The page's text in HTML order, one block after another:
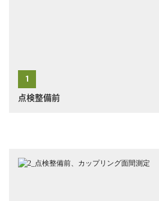
点検整備前